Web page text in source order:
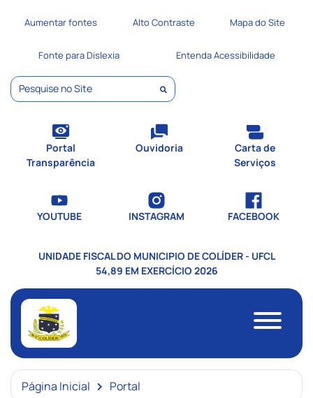
Seção de atalhos e links
Ir para o menu [alt+2]
Ir para a busca [alt+3]
Ir para o rodapé [alt+4]
Aumentar fontes Alto Contraste Mapa do Site
Fonte para Dislexia Entenda Acessibilidade
Pesquisar
Portal
Transparência
Ouvidoria
Carta de
Serviços
YOUTUBE INSTAGRAM FACEBOOK
UNIDADE FISCAL DO MUNICIPIO DE COLÍDER - UFCL
54,89 EM EXERCÍCIO 2026
Seção do menu principal
Página Inicial Portal